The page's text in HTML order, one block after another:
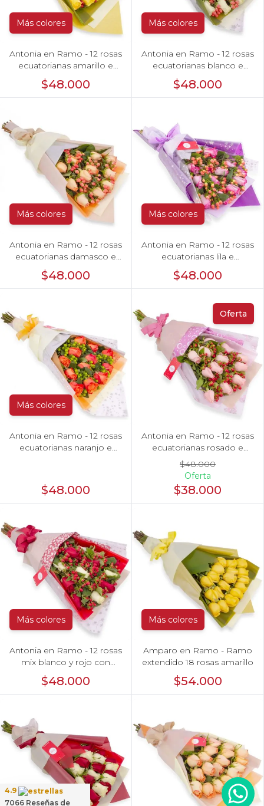
Más colores
Antonia en Ramo - 12 rosas
ecuatorianas amarillo e
hypericum
$48.000
Más colores
Antonia en Ramo - 12 rosas
ecuatorianas blanco e
hypericum
$48.000
Más colores
Antonia en Ramo - 12 rosas
ecuatorianas damasco e
hypericum
$48.000
Más colores
Antonia en Ramo - 12 rosas
ecuatorianas lila e
hypericum
$48.000
Más colores
Antonia en Ramo - 12 rosas
ecuatorianas naranjo e
$48.000
Oferta
Antonia en Ramo - 12 rosas
ecuatorianas rosado e
hypericum
$48.000
Oferta
$38.000
Más colores
Antonia en Ramo - 12 rosas
mix blanco y rojo con
hypericum
$48.000
Más colores
Amparo en Ramo - Ramo
extendido 18 rosas amarillo
$54.000
4.9
7066 Reseñas de